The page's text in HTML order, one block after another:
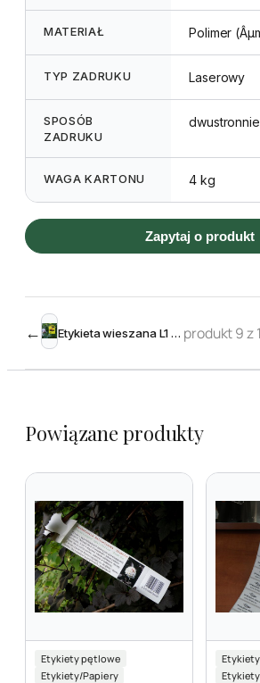
MATERIAŁ Polimer
TYP ZADRUKU Laserowy
SPOSÓB
ZADRUKU
WAGA KARTONU 4 kg
Zapytaj o produkt
← Etykieta wieszana L1 70 x 95 mm (225szt.) żółte produkt 9 z
Powiązane produkty
Etykiety pętlowe
Etykiety/Papiery